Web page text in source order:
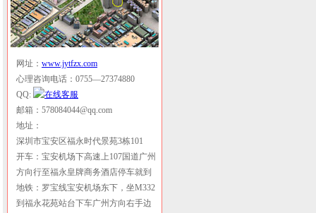
网址： www.jytfzx.com
心理咨询电话：0755—27374880
QQ:
邮箱：578084044@qq.com
地址：
深圳市宝安区福永时代景苑3栋101
开车：宝安机场下高速上107国道广州
方向行至福永皇牌商务酒店停车就到
地铁：罗宝线宝安机场东下，坐M332
到福永花苑站台下车广州方向右手边